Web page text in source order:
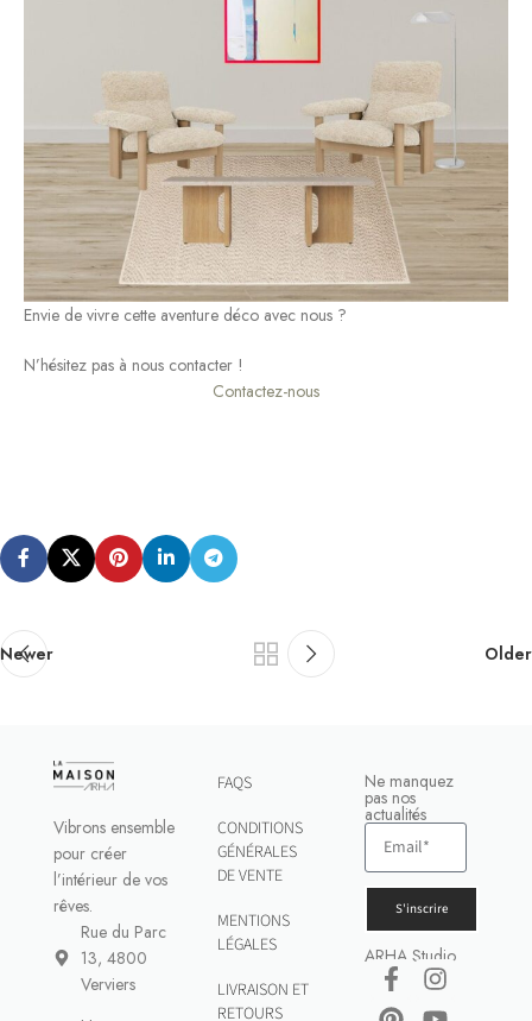
Envie de vivre cette aventure déco avec nous ?
N’hésitez pas à nous contacter !
Contactez-nous
Newer Older
Vibrons ensemble
pour créer
l’intérieur de vos
rêves.
Rue du Parc
13, 4800
Verviers
FAQS
CONDITIONS
GÉNÉRALES
DE VENTE
MENTIONS
LÉGALES
LIVRAISON ET
RETOURS
Ne manquez
pas nos
actualités
S'inscrire
ARHA Studio